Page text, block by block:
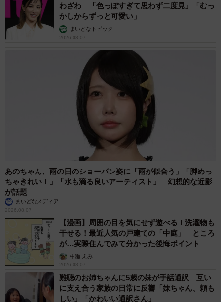
わざわ 「色っぽすぎて思わず二度見」「むっ
かしからずっと可愛い」
まいどなトピック
2026.08.07
あのちゃん、雨の日のショーパン姿に「雨が似合う」「脚めっ
ちゃきれい！」「水も滴る良いアーティスト」 幻想的な近影
が話題
まいどなメディア
2026.08.07
【漫画】周囲の目を気にせず遊べる！洗濯物も
干せる！最近人気の戸建ての「中庭」 ところ
が…実際住んでみて分かった後悔ポイント
中瀬 えみ
2026.08.07
難聴のお姉ちゃんに5歳の妹が手話通訳 互い
に支え合う家族の日常に反響「妹ちゃん、頼も
しい」「かわいい通訳さん」